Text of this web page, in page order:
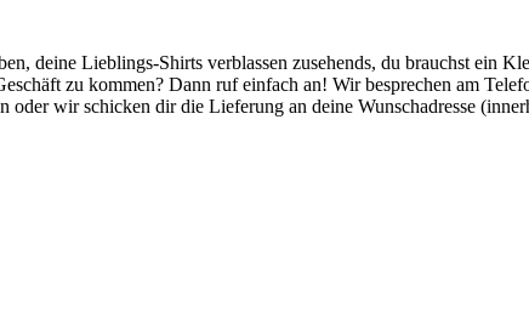
deine Lieblings-Shirts verblassen zusehends, du brauchst ein
zu kommen? Dann ruf einfach an! Wir besprechen am
wir schicken dir die Lieferung an deine Wunschadresse